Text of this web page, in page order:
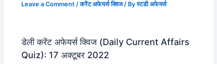
Leave a Comment /करेंट अफेयर्स क्विज/ Byस्टडी अफेयर्स
डेली करेंट अफेयर्स क्विज (Daily Current Affairs
Quiz): 17 अक्टूबर 2022